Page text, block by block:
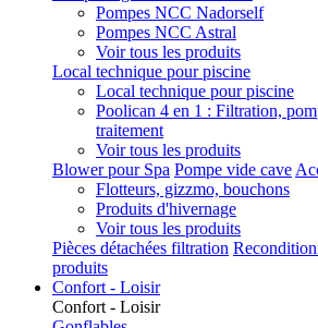
Pompes NCC Nadorself
Pompes NCC Astral
Voir tous les produits
Local technique pour piscine
Local technique pour piscine
Poolican 4 en 1 : Filtration,
traitement
Voir tous les produits
Blower pour Spa Pompe vide cave
Flotteurs, gizzmo, bouchons
Produits d'hivernage
Voir tous les produits
Pièces détachées filtration
produits
Confort - Loisir
Confort - Loisir